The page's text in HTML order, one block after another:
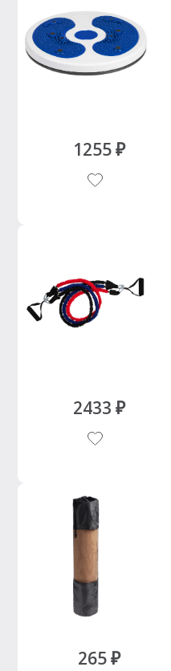
1255 ₽
2433 ₽
265 ₽